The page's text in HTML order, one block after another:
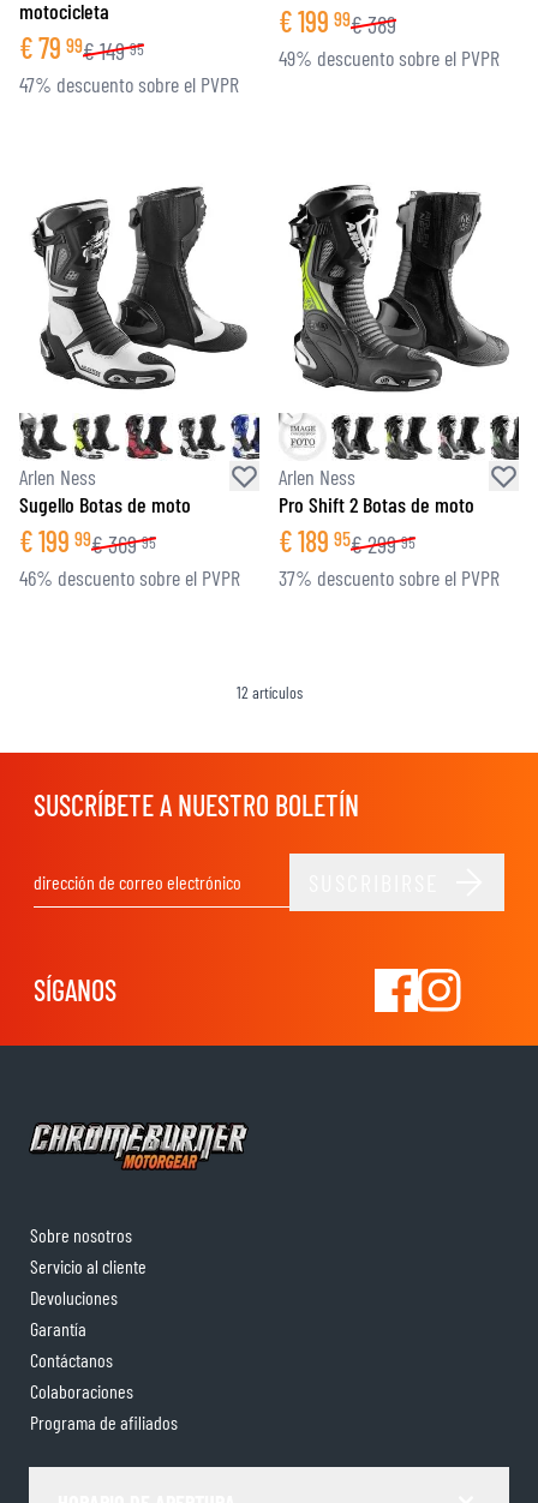
motocicleta
€79 99€149 95
47% descuento sobre el PVPR
€199 99€389
49% descuento sobre el PVPR
Arlen Ness
Sugello Botas de moto
€199 99€369 95
46% descuento sobre el PVPR
Arlen Ness
Pro Shift 2 Botas de moto
€189 95€299 95
37% descuento sobre el PVPR
12 artículos
SUSCRÍBETE A NUESTRO BOLETÍN
SÍGANOS
Sobre nosotros
Servicio al cliente
Devoluciones
Garantía
Contáctanos
Colaboraciones
Programa de afiliados